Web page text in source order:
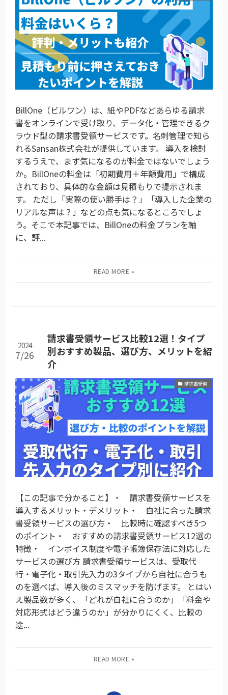
BillOne（ビルワン）は、紙やPDFなどあらゆる請求
書をオンラインで受け取り、データ化・管理できるク
ラウド型の請求書受領サービスです。名刺管理で知ら
れるSansan株式会社が提供しています。 導入を検討
するうえで、まず気になるのが料金ではないでしょう
か。BillOneの料金は「初期費用＋年額費用」で構成
されており、具体的な金額は見積もりで提示されま
す。 ただし「実際の使い勝手は？」「導入した企業の
リアルな声は？」などの点も気になるところでしょ
う。そこで本記事では、BillOneの料金プランを軸
に、評...
請求書受領サービス比較12選！タイプ
別おすすめ製品、選び方、メリットを紹
介
2024
7/26
請求書受領
【この記事で分かること】・ 請求書受領サービスを
導入するメリット・デメリット・ 自社に合った請求
書受領サービスの選び方・ 比較時に確認すべき5つ
のポイント・ おすすめの請求書受領サービス12選の
特徴・ インボイス制度や電子帳簿保存法に対応した
サービスの選び方 請求書受領サービスは、受取代
行・電子化・取引先入力の3タイプから自社に合うも
のを選べば、導入後のミスマッチを防げます。 とはい
え製品数が多く、「どれが自社に合うのか」「料金や
対応形式はどう違うのか」が分かりにくく、比較の
途...